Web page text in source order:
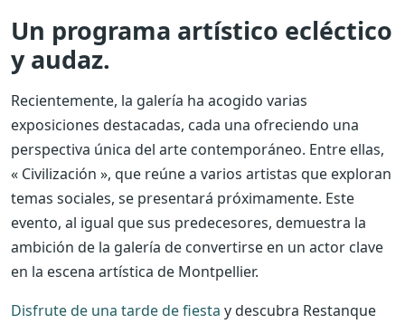
Un programa artístico ecléctico
y audaz.
Recientemente, la galería ha acogido varias
exposiciones destacadas, cada una ofreciendo una
perspectiva única del arte contemporáneo. Entre ellas,
« Civilización », que reúne a varios artistas que exploran
temas sociales, se presentará próximamente. Este
evento, al igual que sus predecesores, demuestra la
ambición de la galería de convertirse en un actor clave
en la escena artística de Montpellier.
Disfrute de una tarde de fiesta y descubra Restanque